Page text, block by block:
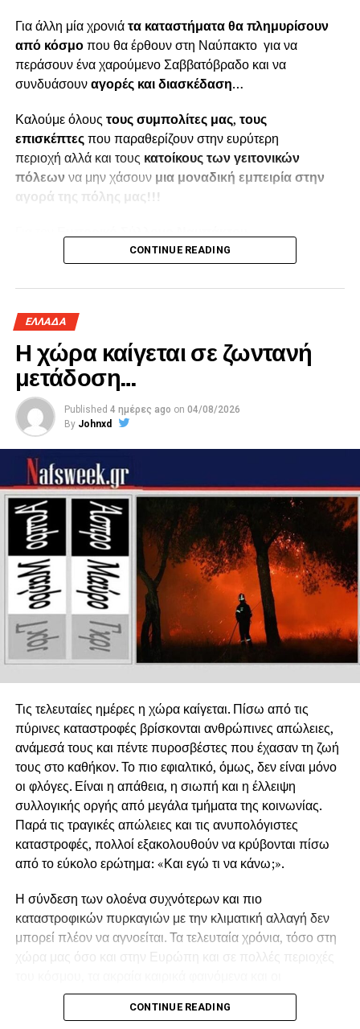
Για άλλη μία χρονιάτα καταστήματα θα πλημυρίσουν
από κόσμοπου θα έρθουν στη Ναύπακτο για να
περάσουν ένα χαρούμενο Σαββατόβραδο και να
συνδυάσουναγορές και διασκέδαση…
Καλούμε όλους τους συμπολίτες μας, τους
επισκέπτεςπου παραθερίζουν στην ευρύτερη
περιοχή αλλά και τους κατοίκους των γειτονικών
πόλεων να μην χάσουν μια μοναδική εμπειρία στην
αγορά της πόλης μας!!!
Ο Πρόεδρος
Η Γραμματέας
Κόκλα Κατερίνα
CONTINUE READING
ΕΛΛΑΔΑ
Η χώρα καίγεται σε ζωντανή
μετάδοση…
Published 4 ημέρες ago on 04/08/2026
By Johnxd
Τις τελευταίες ημέρες η χώρα καίγεται. Πίσω από τις
πύρινες καταστροφές βρίσκονται ανθρώπινες απώλειες,
ανάμεσά τους και πέντε πυροσβέστες που έχασαν τη ζωή
τους στο καθήκον. Το πιο εφιαλτικό, όμως, δεν είναι μόνο
οι φλόγες. Είναι η απάθεια, η σιωπή και η έλλειψη
συλλογικής οργής από μεγάλα τμήματα της κοινωνίας.
Παρά τις τραγικές απώλειες και τις ανυπολόγιστες
καταστροφές, πολλοί εξακολουθούν να κρύβονται πίσω
από το εύκολο ερώτημα: «Και εγώ τι να κάνω;».
Η σύνδεση των ολοένα συχνότερων και πιο
καταστροφικών πυρκαγιών με την κλιματική αλλαγή δεν
μπορεί πλέον να αγνοείται. Τα τελευταία χρόνια, τόσο στη
χώρα μας όσο και στην Ευρώπη και σε πολλές περιοχές
παρατεταμένοι καύσωνες δημιουργούν συνθήκες που
ευνοούν την εκδήλωση και την ταχύτατη εξάπλωση των
CONTINUE READING